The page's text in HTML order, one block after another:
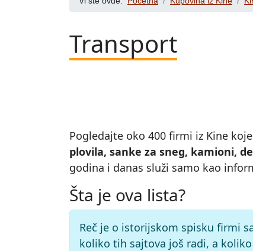
Transport
Pogledajte oko 400 firmi iz Kine
plovila, sanke za sneg, kamioni,
godina i danas služi samo kao
Šta je ova lista?
Reč je o istorijskom spisku firmi
koliko tih sajtova još radi, a